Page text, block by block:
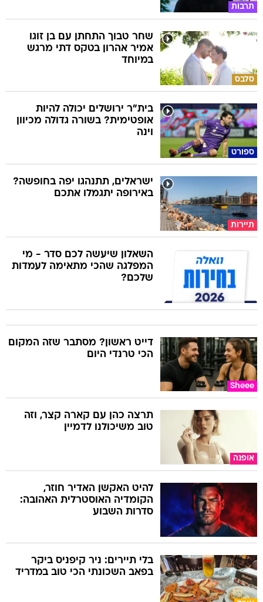
תרבות
סלבס
שחר טבוך התחתן עם בן זוגו
אמיר אהרון בטקס דתי מרגש
במיוחד
ספורט
בית"ר ירושלים יכולה להיות
אופטימית? בשורה גדולה מכיוון
וינה
תיירות
ישראלים, תתנהגו יפה בחופשה?
באירופה יתגמלו אתכם
השאלון שיעשה לכם סדר - מי
המפלגה שהכי מתאימה לעמדות
שלכם?
Sheee
דייט ראשון? מסתבר שזה המקום
הכי טרנדי היום
אופנה
תרצה כהן עם קארה קצר, וזה
טוב משיכולנו לדמיין
להיט האקשן האדיר חוזר,
הקומדיה האוסטרלית האהובה:
סדרות השבוע
בלי תיירים: ניר קיפניס ביקר
בפאב השכונתי הכי טוב במדריד